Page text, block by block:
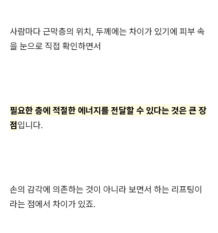
사람마다 근막층의 위치, 두께에는 차이가 있기에 피부 속
을 눈으로 직접 확인하면서
필요한 층에 적절한 에너지를 전달할 수 있다는 것은 큰 장
점입니다.
손의 감각에 의존하는 것이 아니라 보면서 하는 리프팅이
라는 점에서 차이가 있죠.